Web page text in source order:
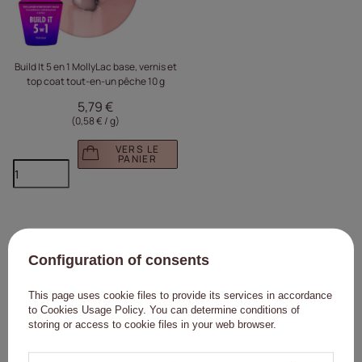
Build It 5 en 1 MollyLac base, vernis et
top coat tout-en-un pêche 10 g
5,79 €
(0,58 € / g)
VERS LE
PANIER
Nous vous
recommandons
Cliquez pour ajouter le
Configuration of consents
This page uses cookie files to provide its services in accordance
to Cookies Usage Policy. You can determine conditions of
storing or access to cookie files in your web browser.